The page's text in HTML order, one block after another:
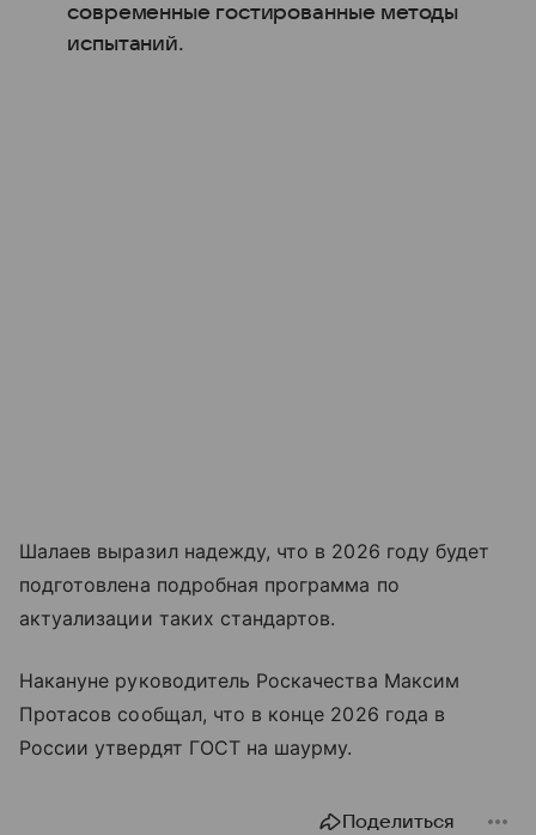
современные гостированные методы
испытаний.
Шалаев выразил надежду, что в 2026 году будет
подготовлена подробная программа по
актуализации таких стандартов.
Накануне руководитель Роскачества Максим
Протасов сообщал, что в конце 2026 года в
России утвердят ГОСТ на шаурму.
Поделиться